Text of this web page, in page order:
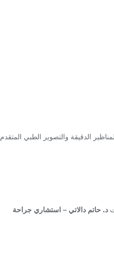
الدقيقة والتصوير الطبي المتقدم
د. حاتم دالاتي – استشاري جراحة